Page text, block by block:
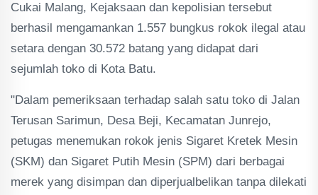
Cukai Malang, Kejaksaan dan kepolisian tersebut
berhasil mengamankan 1.557 bungkus rokok ilegal atau
setara dengan 30.572 batang yang didapat dari
sejumlah toko di Kota Batu.
"Dalam pemeriksaan terhadap salah satu toko di Jalan
Terusan Sarimun, Desa Beji, Kecamatan Junrejo,
petugas menemukan rokok jenis Sigaret Kretek Mesin
(SKM) dan Sigaret Putih Mesin (SPM) dari berbagai
merek yang disimpan dan diperjualbelikan tanpa dilekati